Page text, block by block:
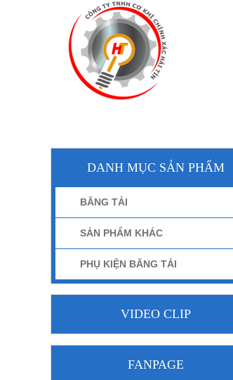
DANH MỤC SẢN PHẨM
BĂNG TẢI
SẢN PHẨM KHÁC
PHỤ KIỆN BĂNG TẢI
VIDEO CLIP
FANPAGE